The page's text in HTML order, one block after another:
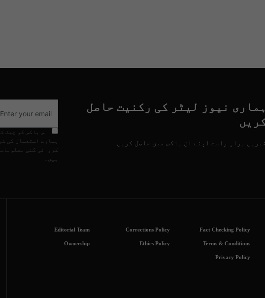
ہماری نیوز لیٹر کی رکنیت حاصل
براہِ راست اپنے ان باکس میں حاصل کریں
اس باکس کو چیک
ہمارے استعمال کی
کروائی گئی
ہیں۔
Fact Checking Policy
Corrections Policy
Editorial Team
Terms & Conditions
Ethics Policy
Ownership
Privacy Policy